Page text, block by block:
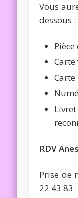
Vous
dessous :
RDV
Prise de
22 43 83